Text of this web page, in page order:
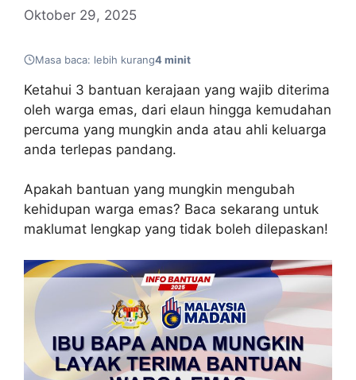
Oktober 29, 2025
Masa baca: lebih kurang4 minit
Ketahui 3 bantuan kerajaan yang wajib diterima
oleh warga emas, dari elaun hingga kemudahan
percuma yang mungkin anda atau ahli keluarga
anda terlepas pandang.
Apakah bantuan yang mungkin mengubah
kehidupan warga emas? Baca sekarang untuk
maklumat lengkap yang tidak boleh dilepaskan!